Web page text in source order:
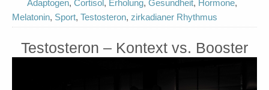
Adaptogen, Cortisol, Erholung, Gesundheit, Hormone,
Melatonin, Sport, Testosteron, zirkadianer Rhythmus
Testosteron – Kontext vs. Booster